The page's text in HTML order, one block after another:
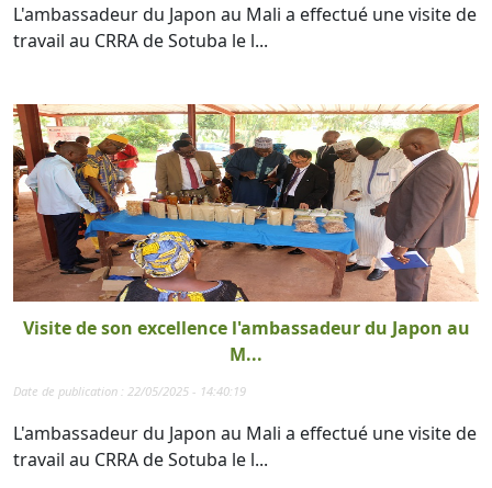
L'ambassadeur du Japon au Mali a effectué une visite de
travail au CRRA de Sotuba le l...
Visite de son excellence l'ambassadeur du Japon au
M...
Date de publication : 22/05/2025 - 14:40:19
L'ambassadeur du Japon au Mali a effectué une visite de
travail au CRRA de Sotuba le l...